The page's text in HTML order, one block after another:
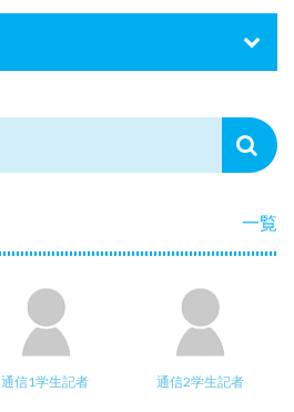
一覧
通信1学生記者 通信2学生記者